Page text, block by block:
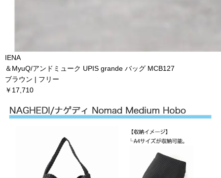
IENA
＆MyuQ/アンドミューク UPIS grande バッグ MCB127
ブラウン | フリー
￥17,710